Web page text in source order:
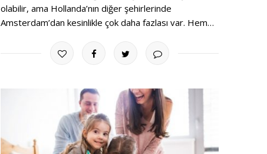
olabilir, ama Hollanda’nın diğer şehirlerinde
Amsterdam’dan kesinlikle çok daha fazlası var. Hem…